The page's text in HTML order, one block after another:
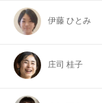
伊藤 ひとみ
庄司 桂子